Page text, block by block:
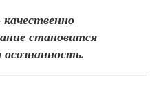
становится